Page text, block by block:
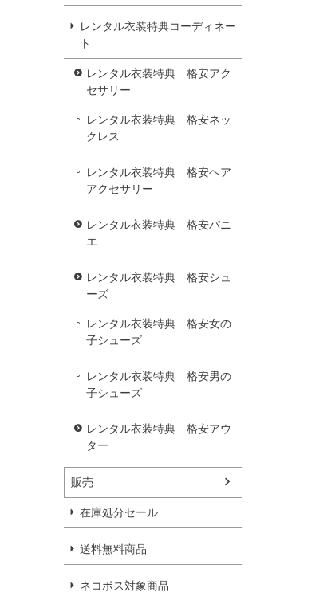
レンタル衣装特典コーディネー
ト
レンタル衣装特典 格安アク
セサリー
レンタル衣装特典 格安ネッ
クレス
レンタル衣装特典 格安ヘア
アクセサリー
レンタル衣装特典 格安パニ
エ
レンタル衣装特典 格安シュ
ーズ
レンタル衣装特典 格安女の
子シューズ
レンタル衣装特典 格安男の
子シューズ
レンタル衣装特典 格安アウ
ター
販売
在庫処分セール
送料無料商品
ネコポス対象商品